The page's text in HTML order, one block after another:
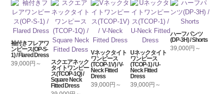
袖付きフレアワ
ンピース(OP-S-
1) / Flared Dress
39,000円～
スクエアネック
タイトワンピー
ス(TCOP-1Q) /
Square Neck
Fitted Dress
Vネックタイト
ワンピース
(TCOP-1V) / V-
Neck Fitted
Dress
39,000円～
Uネックタイト
ワンピース
(TCOP-1) / U-
Neck Fitted
Dress
39,000円～
ハーフパンツ
(DP-3H) / Shorts
39,000円～